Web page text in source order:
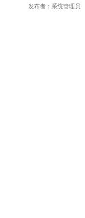
发布者：系统管理员